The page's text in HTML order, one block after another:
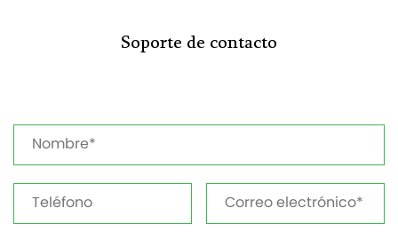
Soporte de contacto